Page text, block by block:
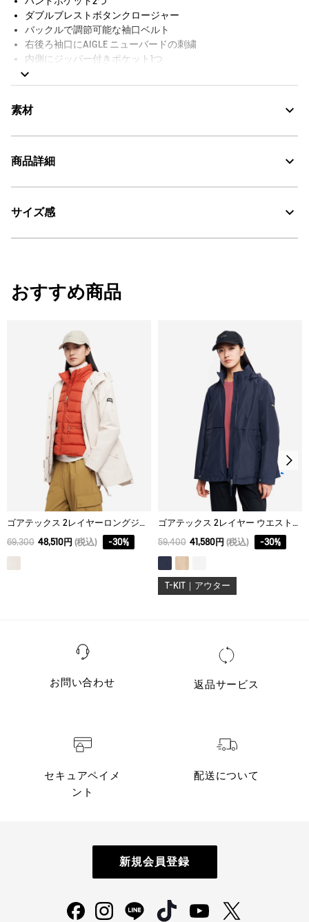
ダブルブレストボタンクロージャー
バックルで調節可能な袖口ベルト
右後ろ袖口にAIGLE ニューバードの刺繍
内側にジッパー付きポケット1つ
袖にAIGLEのシグネチャー刺繍
収納袋付き
素材
AIGLE for tomorrow
タンブル乾燥が可能、低温乾燥：排気温度の上限は最高
アイロン仕上げ処理はできない。
ドライクリーニング処理ができない。
ウェットクリーニング処理ができる。：通常の処理
商品詳細
・色：バーガンディ (002)
ット袋: 100% ポリエステル
サイズ感
サイズ
65
67
40 69
42 71
おすすめ商品
ゴアテックス 2レイヤーロングジャケット RP
69,300 48,510円 (税込) -30%
ゴアテックス 2レイヤー ウエストドローストリングジャケット T-KIT
59,400 41,580円 (税込) -30%
T-KIT｜アウター
お問い合わせ 返品サービス
セキュアペイメ
ント
配送について
新規会員登録